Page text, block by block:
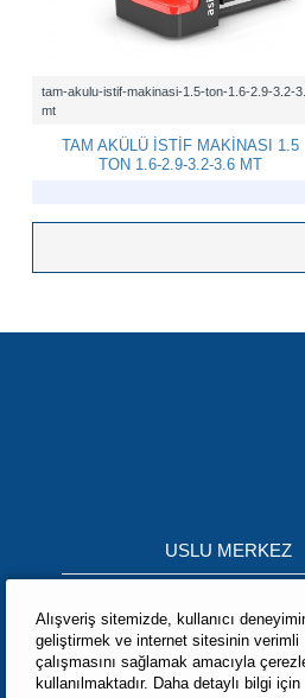
tam-akulu-istif-makinasi-1.5-ton-1.6-2.9-3.2-
mt
TAM AKÜLÜ İSTİF MAKİNASI 1.5
TON 1.6-2.9-3.2-3.6 MT
USLU MERKEZ
Bölümü 10.Mobilya Sokak
\ BURSA / TÜRKİYE
+90 224 715 05 02
Alışveriş sitemizde, kullanıcı
geliştirmek ve internet sitesinin verimli
çalışmasını sağlamak amacıyla
kullanılmaktadır. Daha detaylı bilgi için